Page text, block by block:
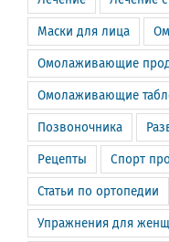
Маски для лица
Омолаживающие
Омолаживающие
Позвоночника
Рецепты Спорт
Статьи по ортопедии
Упражнения для